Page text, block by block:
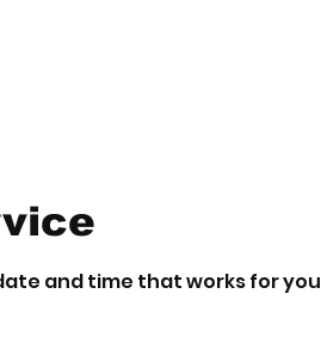
and time that works for you